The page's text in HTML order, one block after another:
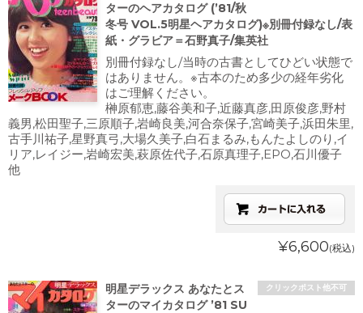
ターのヘアカタログ (’81/秋
冬号 VOL.5明星ヘアカタログ)※別冊付録なし/表
紙・グラビア＝石野真子/集英社
別冊付録なし/当時の古書としてひどい状態で
はありません。※古本のため多少の経年劣化
はご理解ください。
榊原郁恵,藤谷美和子,近藤真彦,田原俊彦,野村
義男,松田聖子,三原順子,岩崎良美,河合奈保子,宮崎美子,浜田朱里,
古手川祐子,星野真弓,大場久美子,白石まるみ,もんたよしのり,イ
リア,レイジー,岩崎宏美,萩原佐代子,石原真理子,EPO,石川優子
他
¥6,600(税込)
クリックポスト他不可
明星デラックス あなたとス
ターのマイカタログ ’81 SU